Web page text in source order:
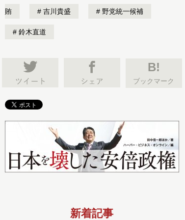
賄 吉川貴盛 野党統一候補
鈴木直道
B!
ブックマーク
新着記事